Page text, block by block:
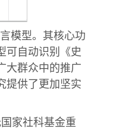
模型。其核心功
可自动识别《史
大群众中的推广
提供了更加坚实
家社科基金重